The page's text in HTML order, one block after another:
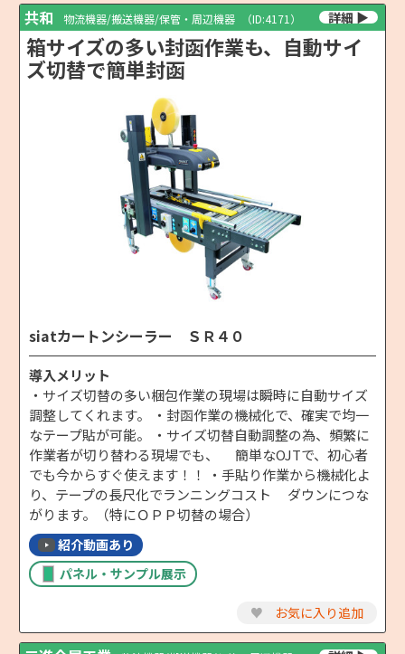
共和 物流機器/搬送機器/保管・周辺機器 （ID:4171）
箱サイズの多い封函作業も、自動サイ
ズ切替で簡単封函
siatカートンシーラー ＳＲ４０
導入メリット
・サイズ切替の多い梱包作業の現場は瞬時に自動サイズ
調整してくれます。 ・封函作業の機械化で、確実で均一
なテープ貼が可能。 ・サイズ切替自動調整の為、頻繁に
作業者が切り替わる現場でも、 簡単なOJTで、初心者
でも今からすぐ使えます！！ ・手貼り作業から機械化よ
り、テープの長尺化でランニングコスト ダウンにつな
がります。（特にＯＰＰ切替の場合）
紹介動画あり
パネル・サンプル展示
♥ お気に入り追加